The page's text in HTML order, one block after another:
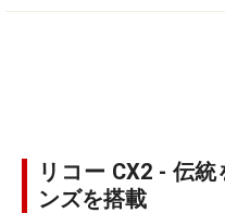
リコー CX2 - 伝
ンズを搭載